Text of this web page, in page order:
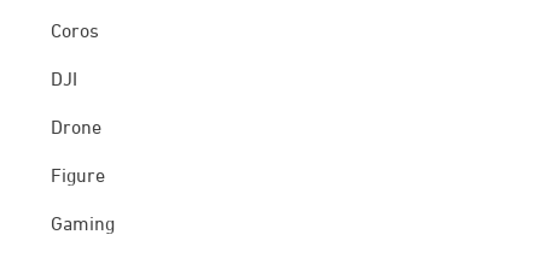
Coros
DJI
Drone
Figure
Gaming